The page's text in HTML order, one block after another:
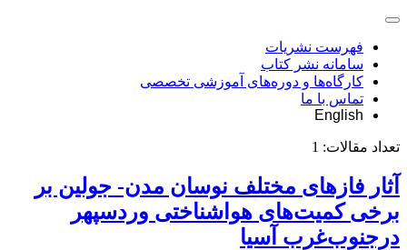
فهرست نشریات
سامانه نشر کتاب
کارگاه‌ها و دوره‌های آموزشی تخصصی
تماس با ما
English
تعداد مقالات: 1
آثار فازهای مختلف نوسان مدن- جولین بر
برخی کمیت‌های هواشناختی وردسپهر
درجنوب‌غرب آسیا